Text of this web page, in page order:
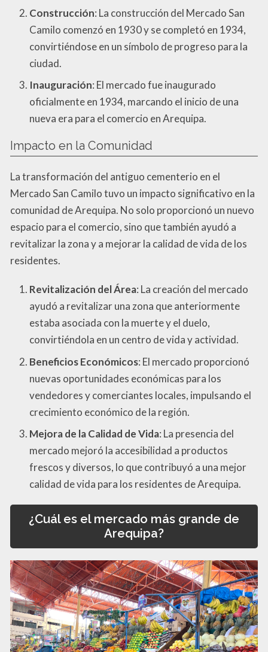
Construcción: La construcción del Mercado San
Camilo comenzó en 1930 y se completó en 1934,
convirtiéndose en un símbolo de progreso para la
ciudad.
Inauguración: El mercado fue inaugurado
oficialmente en 1934, marcando el inicio de una
nueva era para el comercio en Arequipa.
Impacto en la Comunidad
La transformación del antiguo cementerio en el
Mercado San Camilo tuvo un impacto significativo en la
comunidad de Arequipa. No solo proporcionó un nuevo
espacio para el comercio, sino que también ayudó a
revitalizar la zona y a mejorar la calidad de vida de los
residentes.
Revitalización del Área: La creación del mercado
ayudó a revitalizar una zona que anteriormente
estaba asociada con la muerte y el duelo,
convirtiéndola en un centro de vida y actividad.
Beneficios Económicos: El mercado proporcionó
nuevas oportunidades económicas para los
vendedores y comerciantes locales, impulsando el
crecimiento económico de la región.
Mejora de la Calidad de Vida: La presencia del
mercado mejoró la accesibilidad a productos
frescos y diversos, lo que contribuyó a una mejor
calidad de vida para los residentes de Arequipa.
¿Cuál es el mercado más grande de
Arequipa?